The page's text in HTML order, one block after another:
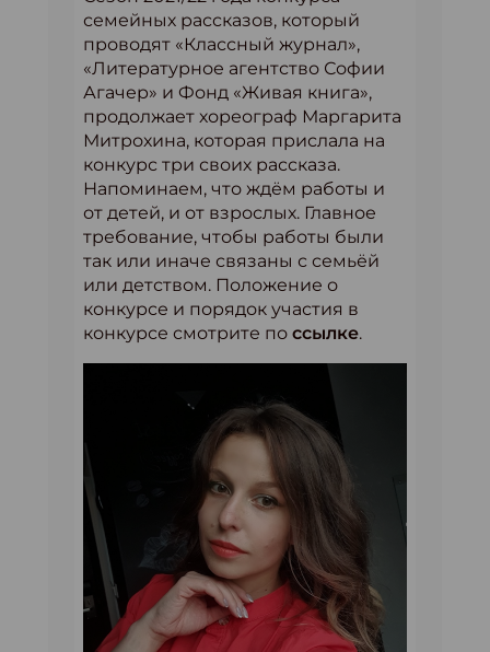
семейных рассказов, который
проводят «Классный журнал»,
«Литературное агентство Софии
Агачер» и Фонд «Живая книга»,
продолжает хореограф Маргарита
Митрохина, которая прислала на
конкурс три своих рассказа.
Напоминаем, что ждём работы и
от детей, и от взрослых. Главное
требование, чтобы работы были
так или иначе связаны с семьёй
или детством. Положение о
конкурсе и порядок участия в
конкурсе смотрите по ссылке.